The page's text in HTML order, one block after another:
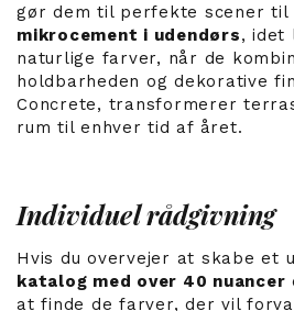
gør dem til perfekte scener
mikrocement i udendørs, idet
naturlige farver, når de
holdbarheden og dekorative
Concrete, transformerer
rum til enhver tid af året.
Individuel rådgivning
Hvis du overvejer at skabe et
katalog med over 40 nuancer
at finde de farver, der vil